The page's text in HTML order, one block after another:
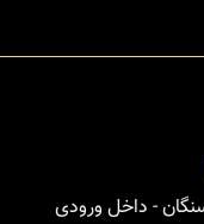
- داخل ورودی